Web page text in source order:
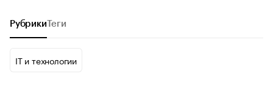
Рубрики Теги
IT и технологии